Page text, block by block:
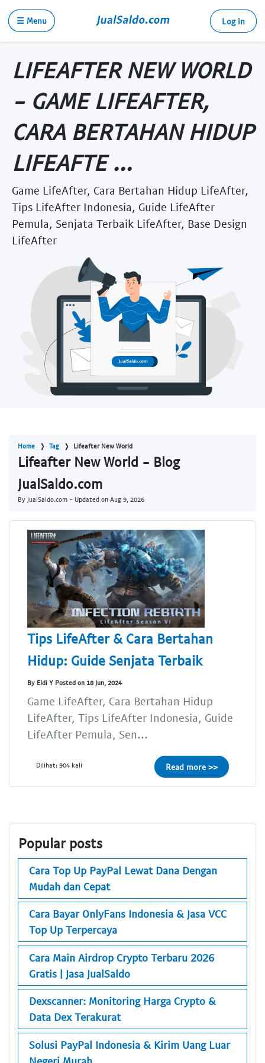
☰ Menu Log in
LIFEAFTER NEW WORLD
- GAME LIFEAFTER,
CARA BERTAHAN HIDUP
LIFEAFTE ...
Game LifeAfter, Cara Bertahan Hidup LifeAfter,
Tips LifeAfter Indonesia, Guide LifeAfter
Pemula, Senjata Terbaik LifeAfter, Base Design
LifeAfter
Home Tag Lifeafter New World
Lifeafter New World - Blog
JualSaldo.com
By JualSaldo.com - Updated on Aug 9, 2026
Tips LifeAfter & Cara Bertahan
Hidup: Guide Senjata Terbaik
By Eldi Y Posted on 18 Jun, 2024
Game LifeAfter, Cara Bertahan Hidup
LifeAfter, Tips LifeAfter Indonesia, Guide
LifeAfter Pemula, Sen...
Dilihat: 904 kali Read more >>
Popular posts
Cara Top Up PayPal Lewat Dana Dengan
Mudah dan Cepat
Cara Bayar OnlyFans Indonesia & Jasa VCC
Top Up Terpercaya
Cara Main Airdrop Crypto Terbaru 2026
Gratis | Jasa JualSaldo
Dexscanner: Monitoring Harga Crypto &
Data Dex Terakurat
Solusi PayPal Indonesia & Kirim Uang Luar